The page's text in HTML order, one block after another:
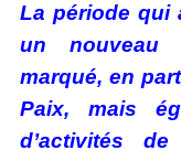
La période qui
un nouveau
marqué, en
Paix, mais
d’activités